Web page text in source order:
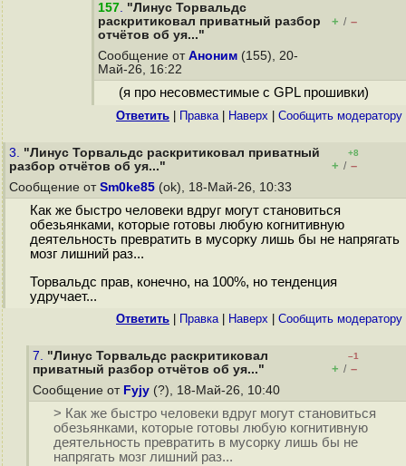
157. "Линус Торвальдс
раскритиковал приватный разбор
отчётов об уя..."
+ / –
Сообщение от Аноним (155), 20-
Май-26, 16:22
(я про несовместимые с GPL прошивки)
Ответить Правка| Наверх Cообщить модератору
3. "Линус Торвальдс раскритиковал приватный
разбор отчётов об уя..."
+8
+ / –
Сообщение от Sm0ke85 (ok), 18-Май-26, 10:33
Как же быстро человеки вдруг могут становиться
обезьянками, которые готовы любую когнитивную
деятельность превратить в мусорку лишь бы не напрягать
мозг лишний раз...
Торвальдс прав, конечно, на 100%, но тенденция
удручает...
Ответить Правка| Наверх Cообщить модератору
7. "Линус Торвальдс раскритиковал
приватный разбор отчётов об уя..."
–1
+ / –
Сообщение от Fyjy (?), 18-Май-26, 10:40
> Как же быстро человеки вдруг могут становиться
обезьянками, которые готовы любую когнитивную
деятельность превратить в мусорку лишь бы не
напрягать мозг лишний раз...